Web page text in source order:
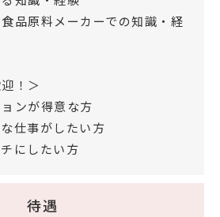
品原料メーカーでの知識・経
！＞
ンが得意な方
仕事がしたい方
にしたい方
待遇